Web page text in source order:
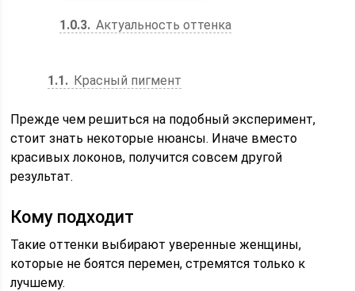
1.0.3 Актуальность оттенка
1.1 Красный пигмент
Прежде чем решиться на подобный эксперимент,
стоит знать некоторые нюансы. Иначе вместо
красивых локонов, получится совсем другой
результат.
Кому подходит
Такие оттенки выбирают уверенные женщины,
которые не боятся перемен, стремятся только к
лучшему.